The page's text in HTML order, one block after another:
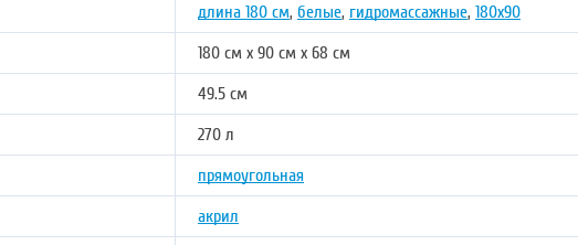
длина 180 см, белые, гидромассажные, 180х90
180 см х 90 см х 68 см
49.5 см
270 л
прямоугольная
акрил